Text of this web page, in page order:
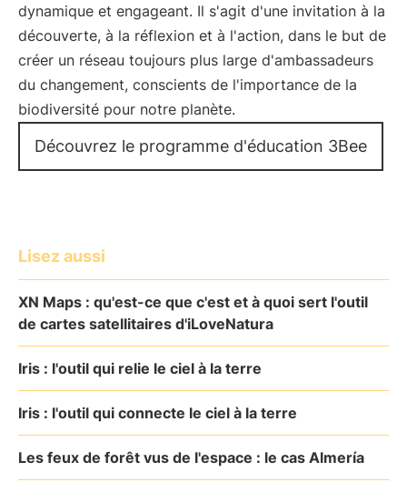
dynamique et engageant. Il s'agit d'une invitation à la
découverte, à la réflexion et à l'action, dans le but de
créer un réseau toujours plus large d'ambassadeurs
du changement, conscients de l'importance de la
biodiversité pour notre planète.
Découvrez le programme d'éducation 3Bee
Lisez aussi
XN Maps : qu'est-ce que c'est et à quoi sert l'outil
de cartes satellitaires d'iLoveNatura
Iris : l'outil qui relie le ciel à la terre
Iris : l'outil qui connecte le ciel à la terre
Les feux de forêt vus de l'espace : le cas Almería